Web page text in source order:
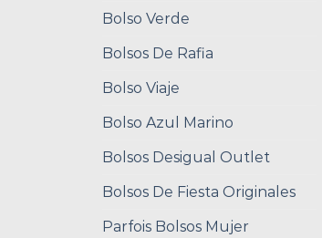
Bolso Verde
Bolsos De Rafia
Bolso Viaje
Bolso Azul Marino
Bolsos Desigual Outlet
Bolsos De Fiesta Originales
Parfois Bolsos Mujer